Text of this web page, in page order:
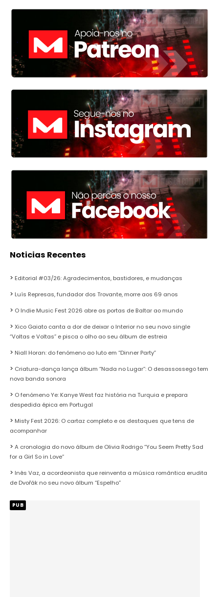
Noticias Recentes
Editorial #03/26: Agradecimentos, bastidores, e mudanças
Luís Represas, fundador dos Trovante, morre aos 69 anos
O Indie Music Fest 2026 abre as portas de Baltar ao mundo
Xico Gaiato canta a dor de deixar o Interior no seu novo single
“Voltas e Voltas” e pisca o olho ao seu álbum de estreia
Niall Horan: do fenómeno ao luto em “Dinner Party”
Criatura-dança lança álbum “Nada no Lugar”: O desassossego tem
nova banda sonora
O fenómeno Ye: Kanye West faz história na Turquia e prepara
despedida épica em Portugal
Misty Fest 2026: O cartaz completo e os destaques que tens de
acompanhar
A cronologia do novo álbum de Olivia Rodrigo “You Seem Pretty Sad
for a Girl So in Love”
Inês Vaz, a acordeonista que reinventa a música romântica erudita
de Dvořák no seu novo álbum “Espelho”
PUB